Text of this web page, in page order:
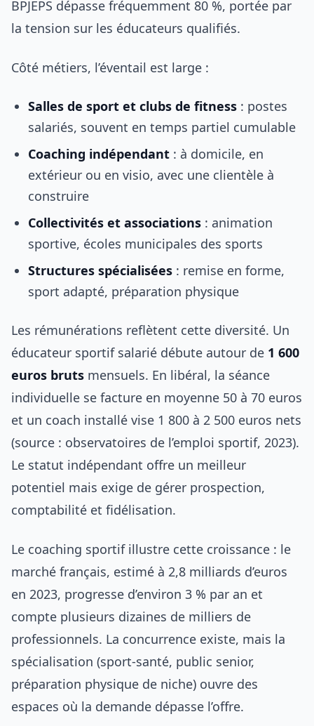
BPJEPS dépasse fréquemment 80 %, portée par
la tension sur les éducateurs qualifiés.
Côté métiers, l’éventail est large :
Salles de sport et clubs de fitness : postes
salariés, souvent en temps partiel cumulable
Coaching indépendant : à domicile, en
extérieur ou en visio, avec une clientèle à
construire
Collectivités et associations : animation
sportive, écoles municipales des sports
Structures spécialisées : remise en forme,
sport adapté, préparation physique
Les rémunérations reflètent cette diversité. Un
éducateur sportif salarié débute autour de 1 600
euros bruts mensuels. En libéral, la séance
individuelle se facture en moyenne 50 à 70 euros
et un coach installé vise 1 800 à 2 500 euros nets
(source : observatoires de l’emploi sportif, 2023).
Le statut indépendant offre un meilleur
potentiel mais exige de gérer prospection,
comptabilité et fidélisation.
Le coaching sportif illustre cette croissance : le
marché français, estimé à 2,8 milliards d’euros
en 2023, progresse d’environ 3 % par an et
compte plusieurs dizaines de milliers de
professionnels. La concurrence existe, mais la
spécialisation (sport-santé, public senior,
préparation physique de niche) ouvre des
espaces où la demande dépasse l’offre.